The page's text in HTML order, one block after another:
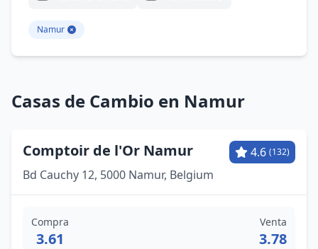
Namur
Casas de Cambio en Namur
Comptoir de l'Or Namur 4.6 (132)
Bd Cauchy 12, 5000 Namur, Belgium
Compra
3.61
Venta
3.78